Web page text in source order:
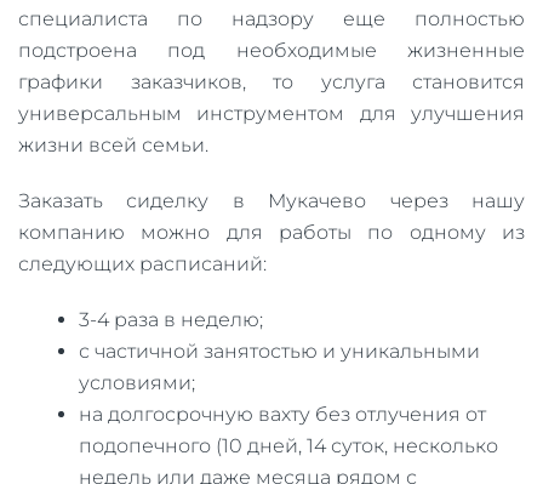
специалиста по надзору еще полностью
подстроена под необходимые жизненные
графики заказчиков, то услуга становится
универсальным инструментом для улучшения
жизни всей семьи.
Заказать сиделку в Мукачево через нашу
компанию можно для работы по одному из
следующих расписаний:
3-4 раза в неделю;
с частичной занятостью и уникальными
условиями;
на долгосрочную вахту без отлучения от
подопечного (10 дней, 14 суток, несколько
недель или даже месяца рядом с